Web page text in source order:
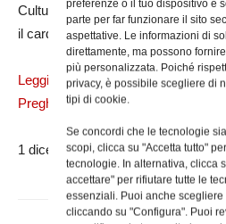
preferenze o il tuo dispositivo e
parte per far funzionare il sito
aspettative. Le informazioni di
direttamente, ma possono
più personalizzata. Poiché
privacy, è possibile scegliere di
tipi di cookie.
Se concordi che le tecnologie
scopi, clicca su "Accetta tutto"
tecnologie. In alternativa, clicca
accettare" per rifiutare tutte le
essenziali. Puoi anche
cliccando su "Configura". Puoi
Cultura, presiederà lunedì 7
il cardinale Giovanni Re, decano
Leggi il messaggio del cardinale
Preghiera di affidamento a Maria
1 dicembre 2020